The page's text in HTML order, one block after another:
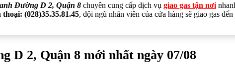
Đường D 2, Quận 8 chuyên cung cấp dịch vụ giao gas tận nơi
(028)35.35.81.45, đội ngũ nhân viên của cửa hàng sẽ giao gas
D 2, Quận 8 mới nhất ngày 07/08